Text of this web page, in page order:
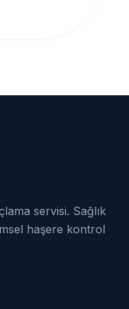
servisi. Sağlık
haşere kontrol